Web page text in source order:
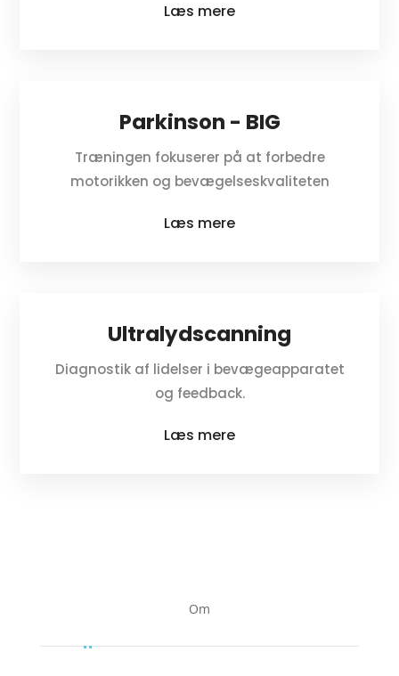
Læs mere
Parkinson - BIG
Træningen fokuserer på at forbedre
motorikken og bevægelseskvaliteten
Læs mere
Ultralydscanning
Diagnostik af lidelser i bevægeapparatet
og feedback.
Læs mere
Om